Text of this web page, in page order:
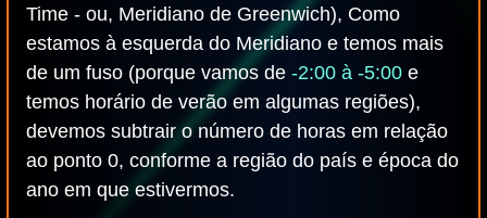
Time - ou, Meridiano de Greenwich), Como
estamos à esquerda do Meridiano e temos mais
de um fuso (porque vamos de -2:00 à -5:00 e
temos horário de verão em algumas regiões),
devemos subtrair o número de horas em relação
ao ponto 0, conforme a região do país e época do
ano em que estivermos.